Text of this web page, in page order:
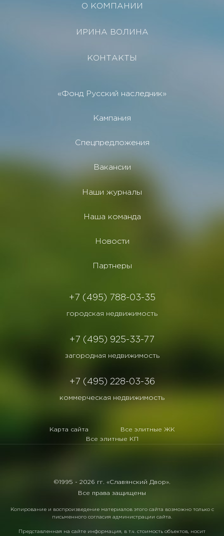
О КОМПАНИИ
ИРИНА ВОЛИНА
КОНТАКТЫ
«Фонд Русский наследник»
Кампания
Спецпредложения
Вакансии
Наши журналы
Наша команда
Новости
Партнеры
+7 (495) 788-03-35
городская недвижимость
+7 (495) 925-33-77
загородная недвижимость
+7 (495) 228-03-36
коммерческая недвижимость
Карта сайта
Все элитные ЖК
Все элитные КП
©1995 - 2026 гг. «Славянский Двор».
Все права защищены
Копирование и воспроизведение материалов этого сайта возможно только с
письменного согласия администрации сайта.
Представленная на сайте информация, в т.ч. стоимость объектов, носит